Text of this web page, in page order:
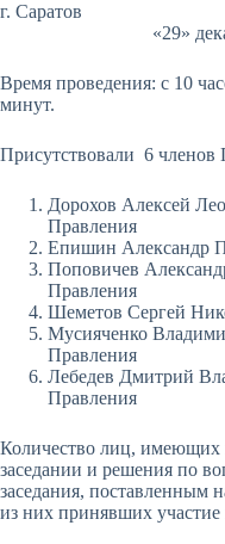
г.
«29» декабря
Время проведения: с 10
минут.
Присутствовали 6 членов
Дорохов Алексей
Правления
Епишин Александр
Поповичев
Правления
Шеметов Сергей
Мусияченко
Правления
Лебедев Дмитрий
Правления
Количество лиц, имеющих
заседании и решения по
заседания, поставленным
из них принявших участие